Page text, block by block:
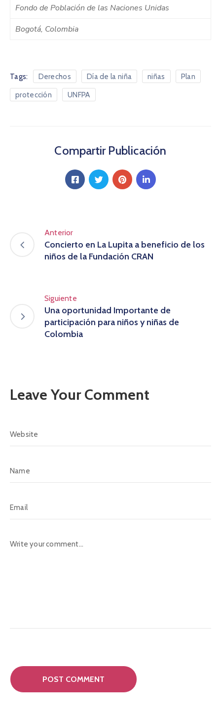
Fondo de Población de las Naciones Unidas
Bogotá, Colombia
Tags: Derechos Día de la niña niñas Plan
protección UNFPA
Compartir Publicación
Anterior
Concierto en La Lupita a beneficio de los
niños de la Fundación CRAN
Siguiente
Una oportunidad Importante de
participación para niños y niñas de
Colombia
Leave Your Comment